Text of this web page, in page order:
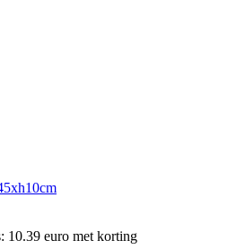
10.39 euro met korting